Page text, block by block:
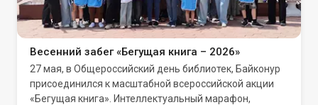
Весенний забег «Бегущая книга – 2026»
27 мая, в Общероссийский день библиотек, Байконур
присоединился к масштабной всероссийской акции
«Бегущая книга». Интеллектуальный марафон,